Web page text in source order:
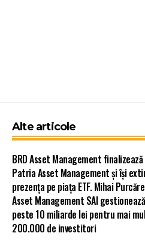
Alte articole
BRD Asset Management
Patria Asset Management și își
prezența pe piața ETF. Mihai
Asset Management SAI
peste 10 miliarde lei pentru mai
200.000 de investitori